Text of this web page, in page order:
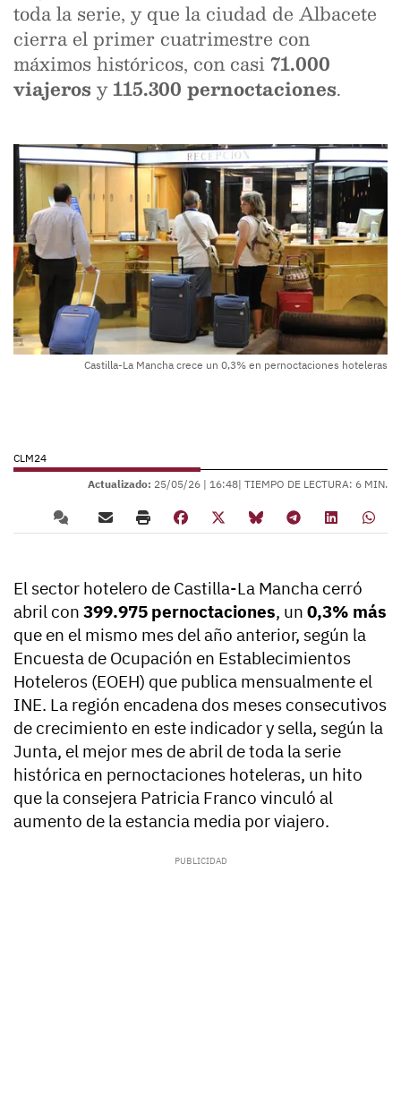
toda la serie, y que la ciudad de Albacete
cierra el primer cuatrimestre con
máximos históricos, con casi71.000
viajeros y115.300 pernoctaciones.
Castilla-La Mancha crece un 0,3% en pernoctaciones hoteleras
CLM24
Actualizado: 25/05/26 | 16:48| TIEMPO DE LECTURA: 6 MIN.
El sector hotelero de Castilla-La Mancha cerró
abril con 399.975 pernoctaciones, un 0,3% más
que en el mismo mes del año anterior, según la
Encuesta de Ocupación en Establecimientos
Hoteleros (EOEH) que publica mensualmente el
INE. La región encadena dos meses consecutivos
de crecimiento en este indicador y sella, según la
Junta, el mejor mes de abril de toda la serie
histórica en pernoctaciones hoteleras, un hito
que la consejera Patricia Franco vinculó al
aumento de la estancia media por viajero.